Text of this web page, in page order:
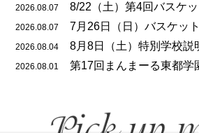
2026.08.07 8/22（土）第4回バスケットボー
2026.08.07 7月26日（日）バスケットボールク
2026.08.04 8月8日（土）特別学校説
2026.08.01 第17回まんまーる東都学